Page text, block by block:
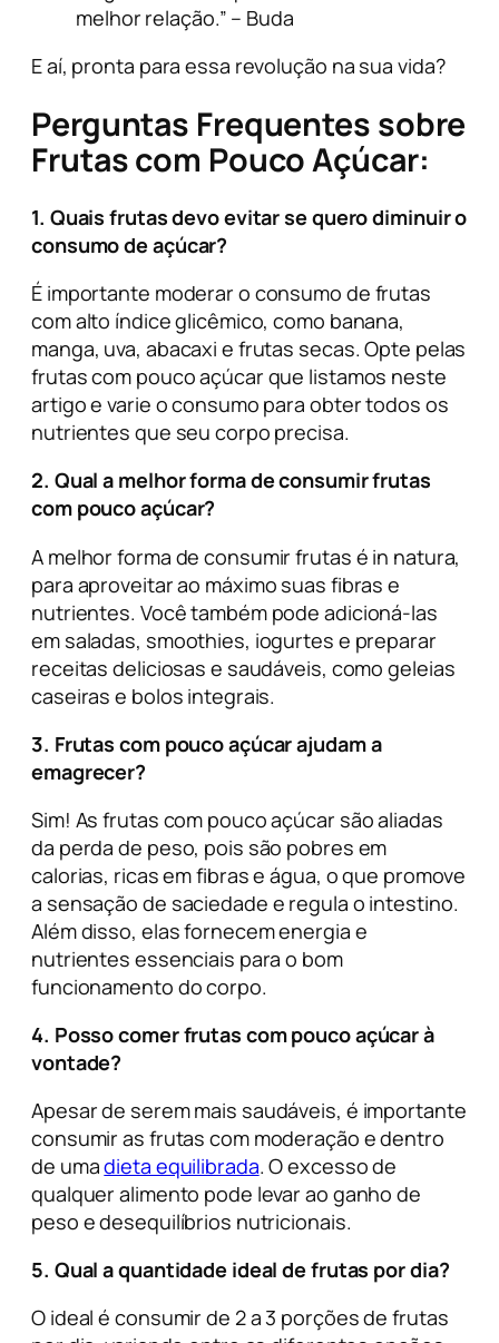
melhor relação.” – Buda
E aí, pronta para essa revolução na sua vida?
Perguntas Frequentes sobre
Frutas com Pouco Açúcar:
1. Quais frutas devo evitar se quero diminuir o
consumo de açúcar?
É importante moderar o consumo de frutas
com alto índice glicêmico, como banana,
manga, uva, abacaxi e frutas secas. Opte pelas
frutas com pouco açúcar que listamos neste
artigo e varie o consumo para obter todos os
nutrientes que seu corpo precisa.
2. Qual a melhor forma de consumir frutas
com pouco açúcar?
A melhor forma de consumir frutas é in natura,
para aproveitar ao máximo suas fibras e
nutrientes. Você também pode adicioná-las
em saladas, smoothies, iogurtes e preparar
receitas deliciosas e saudáveis, como geleias
caseiras e bolos integrais.
3. Frutas com pouco açúcar ajudam a
emagrecer?
Sim! As frutas com pouco açúcar são aliadas
da perda de peso, pois são pobres em
calorias, ricas em fibras e água, o que promove
a sensação de saciedade e regula o intestino.
Além disso, elas fornecem energia e
nutrientes essenciais para o bom
funcionamento do corpo.
4. Posso comer frutas com pouco açúcar à
vontade?
Apesar de serem mais saudáveis, é importante
consumir as frutas com moderação e dentro
de umadieta equilibrada. O excesso de
qualquer alimento pode levar ao ganho de
peso e desequilíbrios nutricionais.
5. Qual a quantidade ideal de frutas por dia?
O ideal é consumir de 2 a 3 porções de frutas